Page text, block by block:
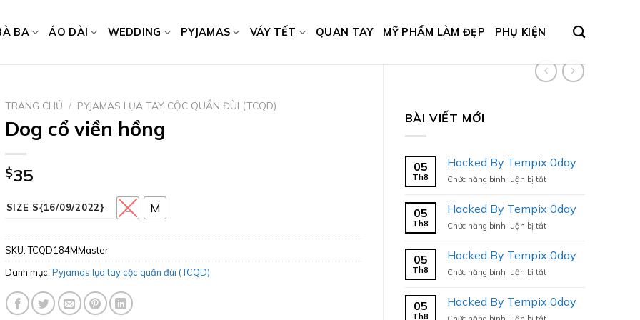
BA ÁO DÀI WEDDING PYJAMAS VÁY TẾT QUAN TAY MỸ PHẨM LÀM ĐẸP PHỤ KIỆN
BÀI VIẾT MỚI
05
Th8
Hacked By Tempix 0day
Chức năng bình luận bị tắtở
Tempix
0day
05
Th8
Hacked By Tempix 0day
Chức năng bình luận bị tắtở
Tempix
0day
05
Th8
Hacked By Tempix 0day
Chức năng bình luận bị tắtở
Tempix
05
Th8
Hacked By Tempix 0day
ở
TRANG CHỦ / PYJAMAS LỤA TAY CỘC QUẦN ĐÙI (TCQD)
Dog cổ viền hồng
$35
SIZE S{16/09/2022} L M
SKU:TCQD184MMaster
Danh mục: Pyjamas lụa tay cộc quần đùi (TCQD)